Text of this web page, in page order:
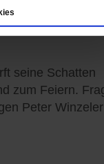
seine Schatten
zum Feiern.
Peter Winzeler